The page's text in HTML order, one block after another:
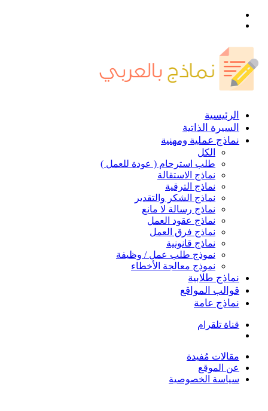
الرئيسية
السيرة الذاتية
نماذج عملية ومهنية
الكل
طلب استرحام ( عودة للعمل )
نماذج الاستقالة
نماذج الترقية
نماذج الشكر والتقدير
نماذج رسالة لا مانع
نماذج عقود العمل
نماذج فرق العمل
نماذج قانونية
نموذج طلب عمل / وظيفة
نموذج معالجة الأخطاء
نماذج طلابية
قوالب المواقع
نماذج عامة
قناة تلقرام
مقالات مُفيدة
عن الموقع
سياسة الخصوصية